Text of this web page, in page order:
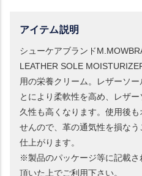
アイテム説明
シューケアブランド
LEATHER SOLE
用の栄養クリーム。レザーソ
とにより柔軟性を高め、レザ
久性も高くなります。使用後
せんので、革の通気性を損な
仕上がります。
※製品のパッケージ等に記載
頂いた上でご利用下さい。